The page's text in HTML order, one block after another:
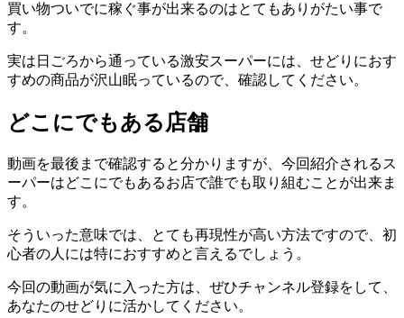
買い物ついでに稼ぐ事が出来るのはとてもありがたい事で
す。
実は日ごろから通っている激安スーパーには、せどりにおす
すめの商品が沢山眠っているので、確認してください。
どこにでもある店舗
動画を最後まで確認すると分かりますが、今回紹介されるス
ーパーはどこにでもあるお店で誰でも取り組むことが出来ま
す。
そういった意味では、とても再現性が高い方法ですので、初
心者の人には特におすすめと言えるでしょう。
今回の動画が気に入った方は、ぜひチャンネル登録をして、
あなたのせどりに活かしてください。